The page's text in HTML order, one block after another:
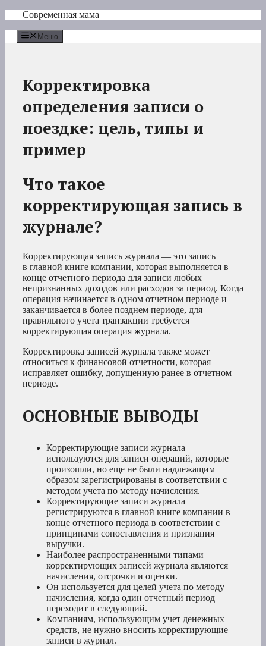
Перейти
содержимому
Современная мама
Меню
Корректировка
определения записи о
поездке: цель, типы и
пример
Что такое
корректирующая запись в
журнале?
Корректирующая запись журнала — это запись
в главной книге компании, которая выполняется в
конце отчетного периода для записи любых
непризнанных доходов или расходов за период. Когда
операция начинается в одном отчетном периоде и
заканчивается в более позднем периоде, для
правильного учета транзакции требуется
корректирующая операция журнала.
Корректировка записей журнала также может
относиться к финансовой отчетности, которая
исправляет ошибку, допущенную ранее в отчетном
периоде.
ОСНОВНЫЕ ВЫВОДЫ
Корректирующие записи журнала
используются для записи операций, которые
произошли, но еще не были надлежащим
образом зарегистрированы в соответствии с
методом учета по методу начисления.
Корректирующие записи журнала
регистрируются в главной книге компании в
конце отчетного периода в соответствии с
принципами сопоставления и признания
выручки.
Наиболее распространенными типами
корректирующих записей журнала являются
начисления, отсрочки и оценки.
Он используется для целей учета по методу
начисления, когда один отчетный период
переходит в следующий.
Компаниям, использующим учет денежных
средств, не нужно вносить корректирующие
записи в журнал.